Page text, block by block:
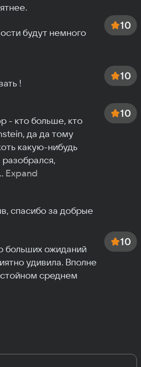
10
будут немного
10
!
10
- кто больше, кто
да да тому
какую-нибудь
Expand
спасибо за добрые
10
больших ожиданий
удивила. Вполне
среднем